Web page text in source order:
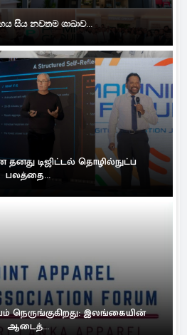
සිය නවතම ශාඛාව...
தனது டிஜிட்டல் தொழில்நுட்ப
பலத்தை...
நெருங்குகிறது: இலங்கையின்
ஆடைத்...